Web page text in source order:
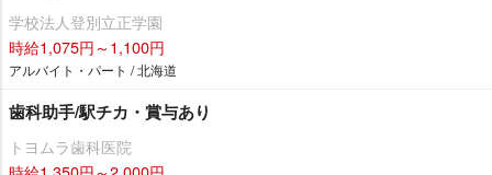
学校法人登別立正学園
時給1,075円～1,100円
アルバイト・パート / 北海道
歯科助手/駅チカ・賞与あり
トヨムラ歯科医院